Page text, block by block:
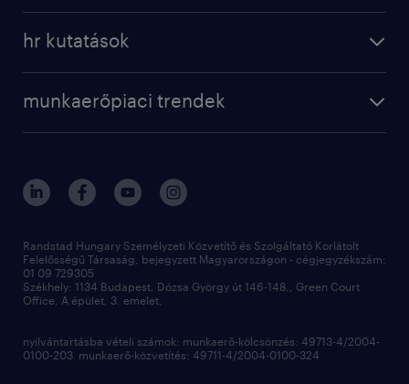
karrier tippek
kapcsolat
operational
kapcsolat
hr kutatások
employer brand research
munkaerőpiaci trendek
hr kutatások
kiválasztás
megtartás
munkahelyi teljesítmény
toborzás
munkaerőpiac
Randstad Hungary Személyzeti Közvetítő és Szolgáltató Korlátolt
Felelősségű Társaság, bejegyzett Magyarországon - cégjegyzékszám:
01 09 729305
Székhely: 1134 Budapest, Dózsa György út 146-148., Green Court
Office, A épület, 3. emelet,
nyilvántartásba vételi számok: munkaerő-kölcsönzés: 49713-4/2004-
0100-203 munkaerő-közvetítés: 49711-4/2004-0100-324